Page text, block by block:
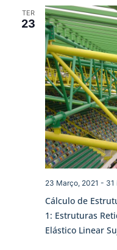
TER
23
Cálculo de
1: Estruturas
Elástico Linear
23 Março, 2021 - 31